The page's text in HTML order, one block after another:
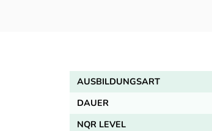
AUSBILDUNGSART
DAUER
NQR LEVEL